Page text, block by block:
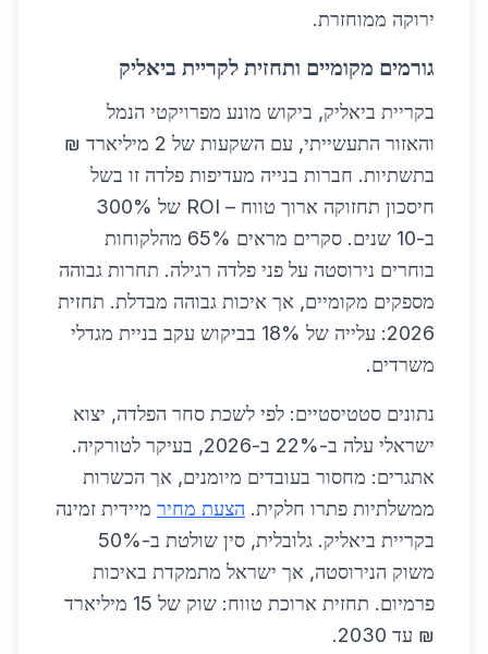
ירוקה ממוחזרת.
גורמים מקומיים ותחזית לקריית ביאליק
בקריית ביאליק, ביקוש מונע מפרויקטי הנמל
והאזור התעשייתי, עם השקעות של 2 מיליארד ₪
בתשתיות. חברות בנייה מעדיפות פלדה זו בשל
חיסכון תחזוקה ארוך טווח – ROI של 300%
ב-10 שנים. סקרים מראים 65% מהלקוחות
בוחרים נירוסטה על פני פלדה רגילה. תחרות גבוהה
מספקים מקומיים, אך איכות גבוהה מבדלת. תחזית
2026: עלייה של 18% בביקוש עקב בניית מגדלי
משרדים.
נתונים סטטיסטיים: לפי לשכת סחר הפלדה, יצוא
ישראלי עלה ב-22% ב-2026, בעיקר לטורקיה.
אתגרים: מחסור בעובדים מיומנים, אך הכשרות
ממשלתיות פתרו חלקית. הצעת מחיר מיידית זמינה
בקריית ביאליק. גלובלית, סין שולטת ב-50%
משוק הנירוסטה, אך ישראל מתמקדת באיכות
פרמיום. תחזית ארוכת טווח: שוק של 15 מיליארד
₪ עד 2030.